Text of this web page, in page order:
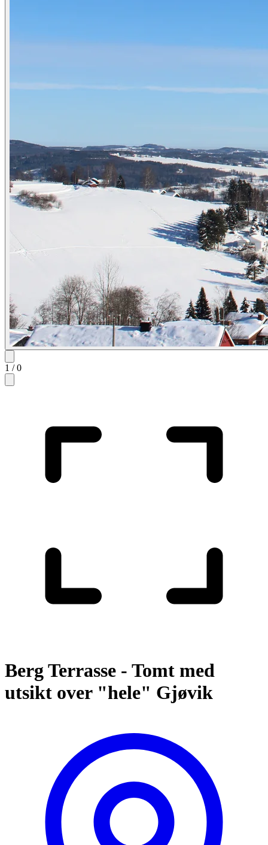
1 /0
Berg Terrasse - Tomt med
utsikt over "hele" Gjøvik